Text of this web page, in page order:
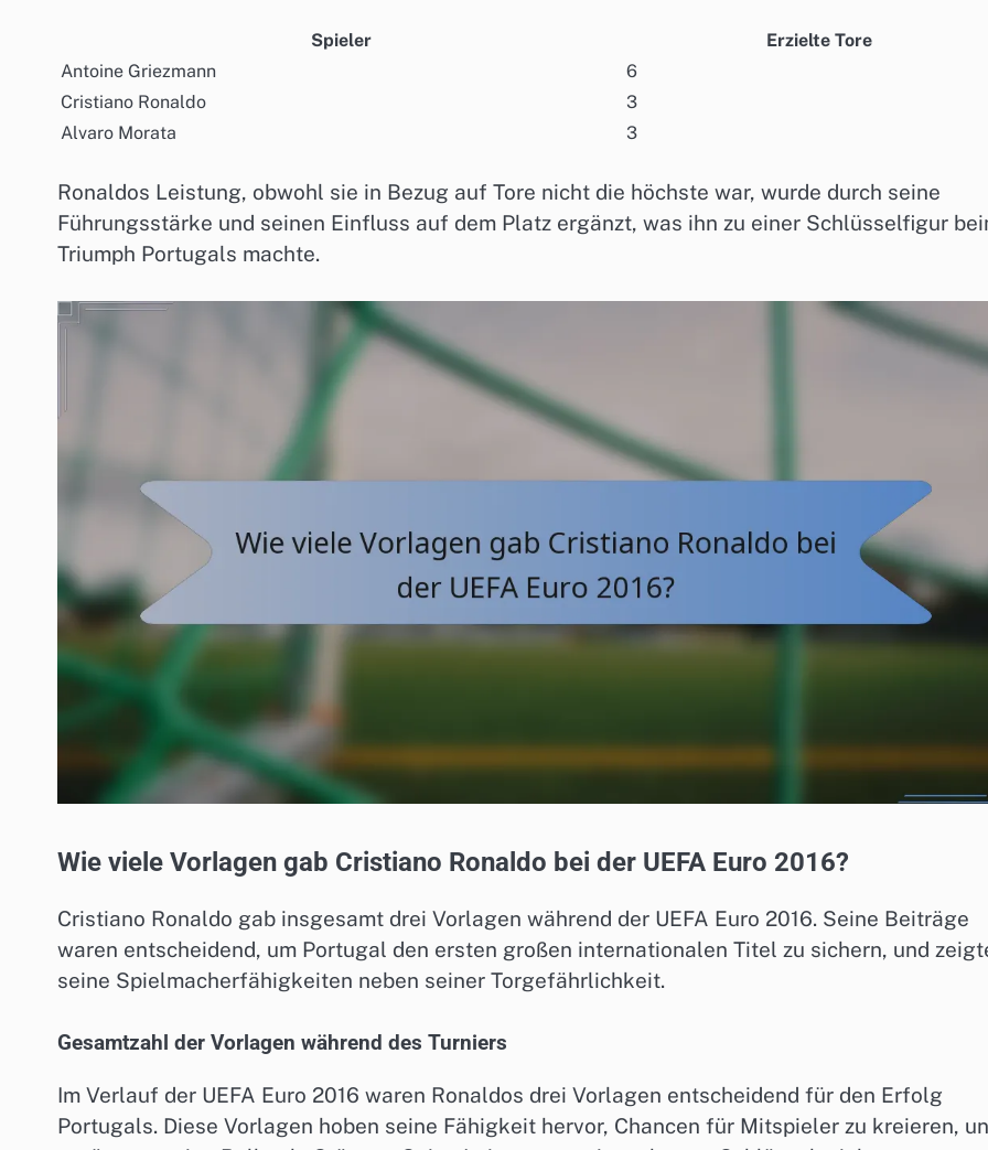
Spieler
Erzielte Tore
Antoine Griezmann
6
Cristiano Ronaldo
3
Alvaro Morata
3
Ronaldos Leistung, obwohl sie in Bezug auf Tore nicht die höchste war, wurde durch seine
Führungsstärke und seinen Einfluss auf dem Platz ergänzt, was ihn zu einer Schlüsselfigur
Triumph Portugals machte.
Wie viele Vorlagen gab Cristiano Ronaldo bei der UEFA Euro 2016?
Cristiano Ronaldo gab insgesamt drei Vorlagen während der UEFA Euro 2016. Seine Beiträge
waren entscheidend, um Portugal den ersten großen internationalen Titel zu sichern, und
seine Spielmacherfähigkeiten neben seiner Torgefährlichkeit.
Gesamtzahl der Vorlagen während des Turniers
Im Verlauf der UEFA Euro 2016 waren Ronaldos drei Vorlagen entscheidend für den Erfolg
Portugals. Diese Vorlagen hoben seine Fähigkeit hervor, Chancen für Mitspieler zu kreieren,